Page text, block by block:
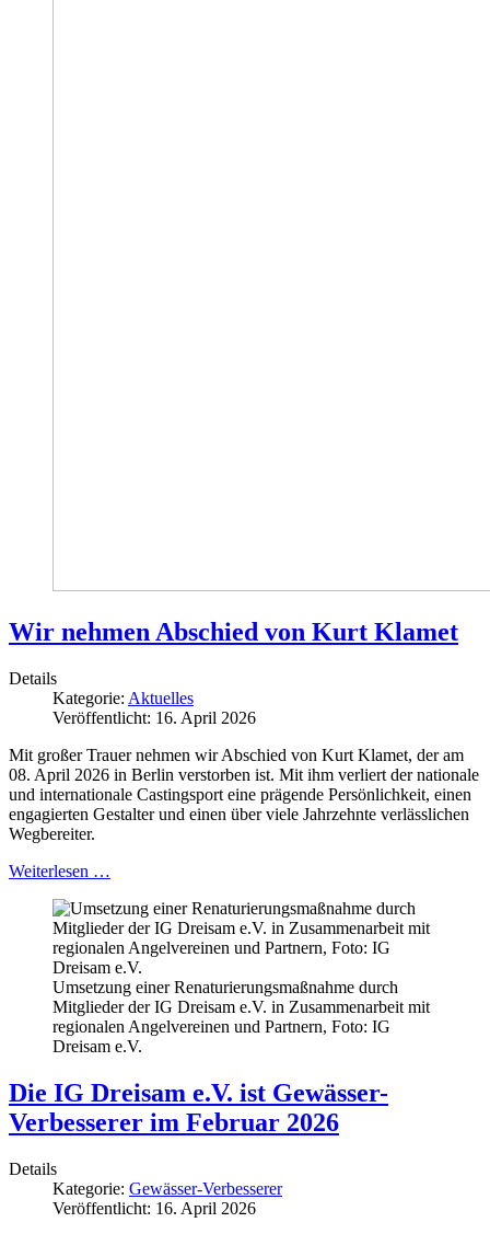
Wir nehmen Abschied von Kurt Klamet
Details
Kategorie: Aktuelles
Veröffentlicht: 16. April 2026
Mit großer Trauer nehmen wir Abschied von Kurt Klamet, der am
08. April 2026 in Berlin verstorben ist. Mit ihm verliert der nationale
und internationale Castingsport eine prägende Persönlichkeit, einen
engagierten Gestalter und einen über viele Jahrzehnte verlässlichen
Wegbereiter.
Weiterlesen …
Umsetzung einer Renaturierungsmaßnahme durch
Mitglieder der IG Dreisam e.V. in Zusammenarbeit mit
regionalen Angelvereinen und Partnern, Foto: IG
Dreisam e.V.
Die IG Dreisam e.V. ist Gewässer-
Verbesserer im Februar 2026
Details
Kategorie: Gewässer-Verbesserer
Veröffentlicht: 16. April 2026